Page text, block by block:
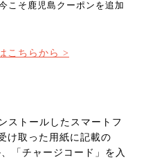
こそ鹿児島クーポンを追加
こちらから >
ストールしたスマートフ
け取った用紙に記載の
「チャージコード」を入